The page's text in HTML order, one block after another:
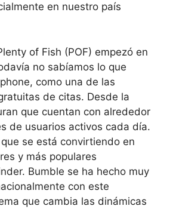
en nuestro país
of Fish (POF) empezó en
no sabíamos lo que
como una de las
de citas. Desde la
que cuentan con alrededor
de usuarios activos cada día.
se está convirtiendo en
y más populares
Bumble se ha hecho muy
con este
que cambia las dinámicas